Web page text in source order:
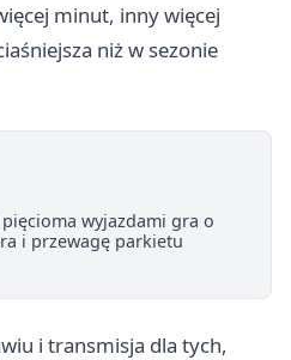
minut, inny więcej
niż w sezonie
wyjazdami gra o
i przewagę parkietu
i transmisja dla tych,